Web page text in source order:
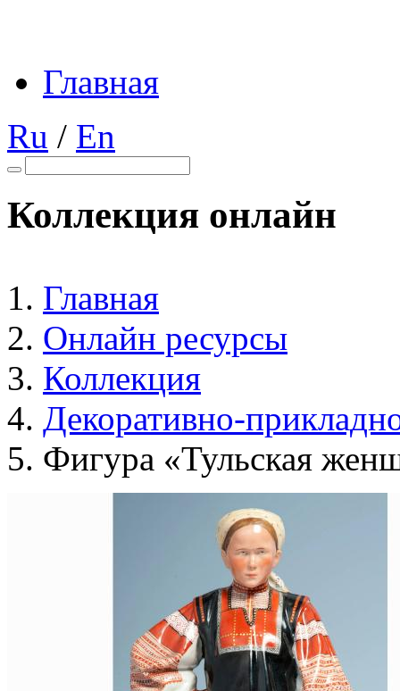
Главная
Ru / En
Коллекция онлайн
Главная
Онлайн ресурсы
Коллекция
Декоративно-
Фигура «Тульская